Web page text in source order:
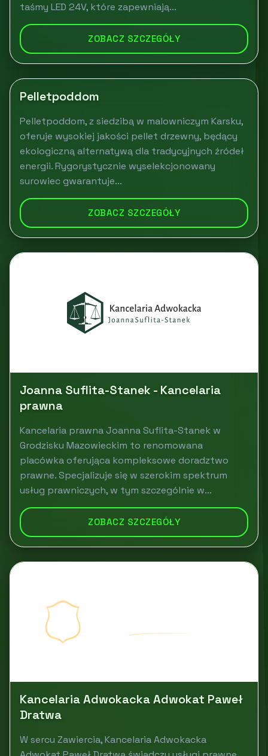
taśmy LED 24V, które zapewniają...
ZOBACZ SZCZEGÓŁY
Pelletpoddom
Pelletpoddom, z siedzibą w malowniczym Karsku,
oferuje wysokiej jakości pellet drzewny, będący
ekologiczną alternatywą dla tradycyjnych źródeł
energii. Rygorystycznie wyselekcjonowany
surowiec gwarantuje...
ZOBACZ SZCZEGÓŁY
Joanna Suflita-Stanek - Kancelaria
prawna
Kancelaria prawna Joanna Suflita-Stanek w
Grodzisku Mazowieckim to renomowana
placówka oferująca kompleksowe doradztwo
prawne. Specjalizuje się w szerokim spektrum
usług prawniczych, w tym szczególnie w...
ZOBACZ SZCZEGÓŁY
Kancelaria Adwokacka Adwokat Paweł
Dratwa
W sercu Zawiercia, Kancelaria Adwokacka